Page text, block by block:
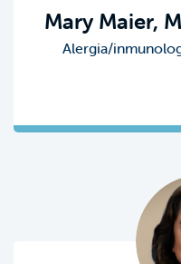
Mary Maier,
Alergia/